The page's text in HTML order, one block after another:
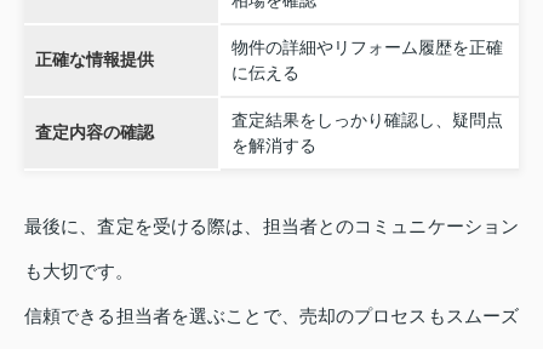
正確な情報提供
物件の詳細やリフォーム履歴を正確
に伝える
査定内容の確認
査定結果をしっかり確認し、疑問点
を解消する
最後に、査定を受ける際は、担当者とのコミュニケーション
も大切です。
信頼できる担当者を選ぶことで、売却のプロセスもスムーズ